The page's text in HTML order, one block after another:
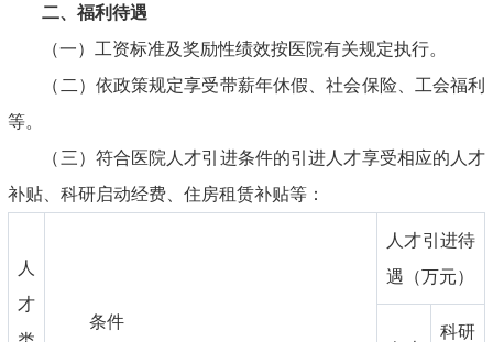
二、福利待遇
（一）工资标准及奖励性绩效按医院有关规定执行。
（二）依政策规定享受带薪年休假、社会保险、工会福利
等。
（三）符合医院人才引进条件的引进人才享受相应的人才
补贴、科研启动经费、住房租赁补贴等：
人
才
条件
人才引进待
遇（万元）
科研